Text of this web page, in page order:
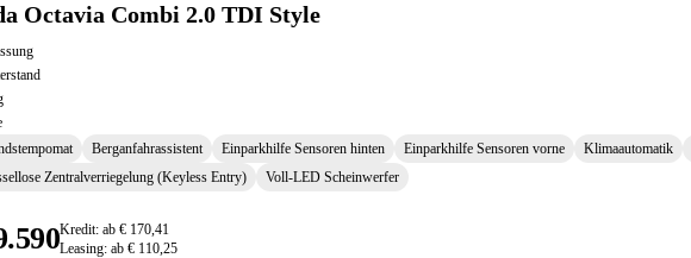
Octavia Combi 2.0 TDI Style
Berganfahrassistent Einparkhilfe Sensoren hinten Einparkhilfe Sensoren vorne Klimaautomatik
Zentralverriegelung (Keyless Entry)
Voll-LED Scheinwerfer
Kredit: ab € 170,41
Leasing: ab € 110,25